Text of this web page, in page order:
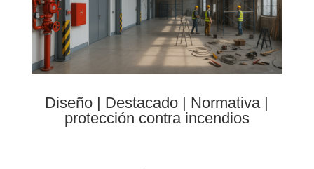
Diseño | Destacado | Normativa |
protección contra incendios